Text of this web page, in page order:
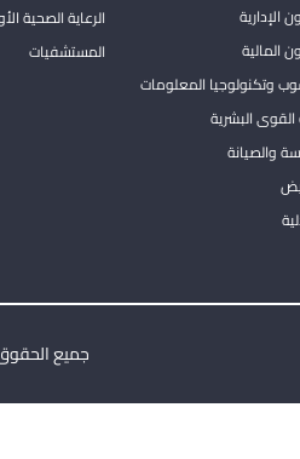
الإدارية
المالية
وتكنولوجيا المعلومات
القوى البشرية
والصيانة
الرعاية الصحية
المستشفيات
جميع الحقوق